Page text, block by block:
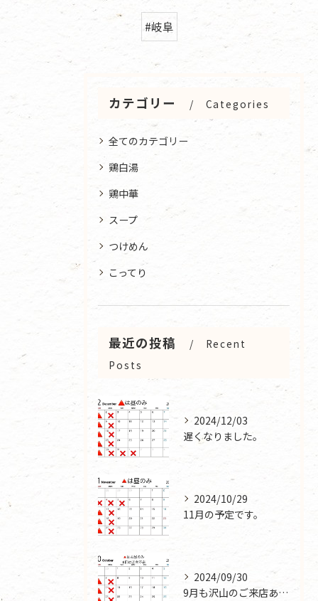
#岐阜
カテゴリー Categories
全てのカテゴリー
鶏白湯
鶏中華
スープ
つけめん
こってり
最近の投稿
Recent
Posts
2024/12/03
遅くなりました。
2024/10/29
11月の予定です。
2024/09/30
9月も沢山のご来店ありがとうございました。